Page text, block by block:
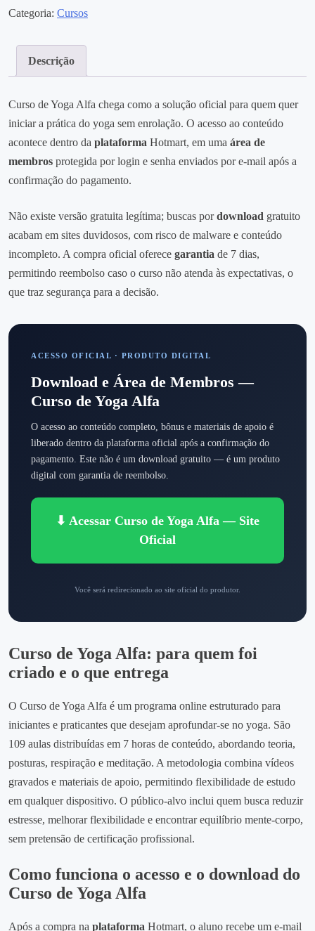
Categoria: Cursos
Descrição
Curso de Yoga Alfa chega como a solução oficial para quem quer
iniciar a prática do yoga sem enrolação. O acesso ao conteúdo
acontece dentro da plataforma Hotmart, em uma área de
membros protegida por login e senha enviados por e‑mail após a
confirmação do pagamento.
Não existe versão gratuita legítima; buscas pordownload gratuito
acabam em sites duvidosos, com risco de malware e conteúdo
incompleto. A compra oficial oferece garantia de 7 dias,
permitindo reembolso caso o curso não atenda às expectativas, o
que traz segurança para a decisão.
ACESSO OFICIAL · PRODUTO DIGITAL
Download e Área de Membros —
Curso de Yoga Alfa
O acesso ao conteúdo completo, bônus e materiais de apoio é
liberado dentro da plataforma oficial após a confirmação do
pagamento. Este não é um download gratuito — é um produto
digital com garantia de reembolso.
⬇ Acessar Curso de Yoga Alfa — Site
Oficial
Você será redirecionado ao site oficial do produtor.
Curso de Yoga Alfa: para quem foi
criado e o que entrega
O Curso de Yoga Alfa é um programa online estruturado para
iniciantes e praticantes que desejam aprofundar-se no yoga. São
109 aulas distribuídas em 7 horas de conteúdo, abordando teoria,
posturas, respiração e meditação. A metodologia combina vídeos
gravados e materiais de apoio, permitindo flexibilidade de estudo
em qualquer dispositivo. O público‑alvo inclui quem busca reduzir
estresse, melhorar flexibilidade e encontrar equilíbrio mente‑corpo,
sem pretensão de certificação profissional.
Como funciona o acesso e o download do
Curso de Yoga Alfa
Após a compra na plataforma Hotmart, o aluno recebe um e‑mail